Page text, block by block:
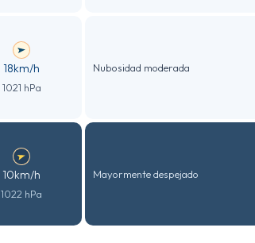
18km/h
1021 hPa
Nubosidad moderada
10km/h
1022 hPa
Mayormente despejado